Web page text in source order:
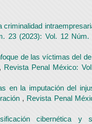
criminalidad
23 (2023): Vol. 12 Núm.
de las víctimas del
, Revista Penal México:
en la imputación del
, Revista Penal
cibernética y